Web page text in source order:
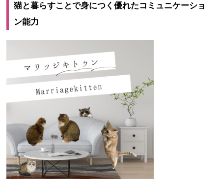
猫と暮らすことで身につく優れたコミュニケーショ
ン能力